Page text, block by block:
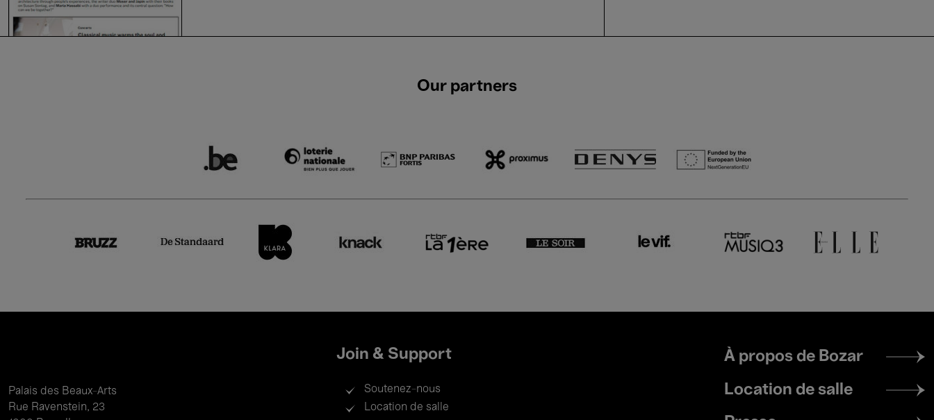
Our partners
Palais des Beaux-Arts
Rue Ravenstein, 23
Join & Support
Soutenez-nous
Location de salle
Footer
menu
À propos de Bozar
Location de salle